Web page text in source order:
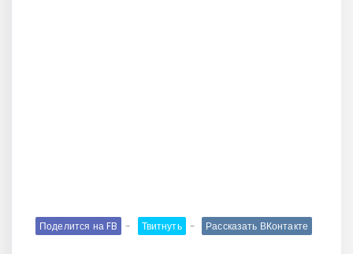
Поделится на FB Твитнуть Рассказать ВКонтакте